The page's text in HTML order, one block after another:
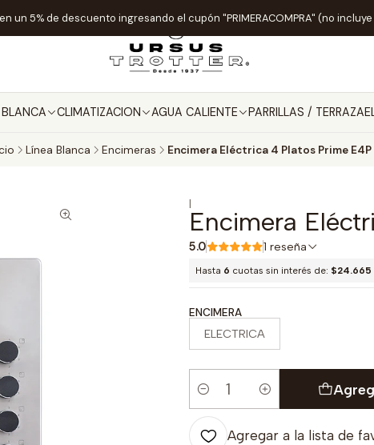
CLIMATIZACION AGUA CALIENTE PARRILLAS / TERRAZA
un 5% de descuento ingresando el cupón "PRIMERACOMPRA" (no
Línea Blanca Encimeras Encimera Eléctrica 4 Platos Prime E4P
|
Encimera
5.0 1 reseña
Hasta 6 cuotas sin interés de: $24.665
ENCIMERA
ELECTRICA
Cantidad
Agregar a la lista de